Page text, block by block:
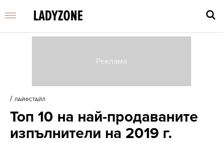
/ ЛАЙФСТАЙЛ
Топ 10 на най-продаваните
изпълнители на 2019 г.